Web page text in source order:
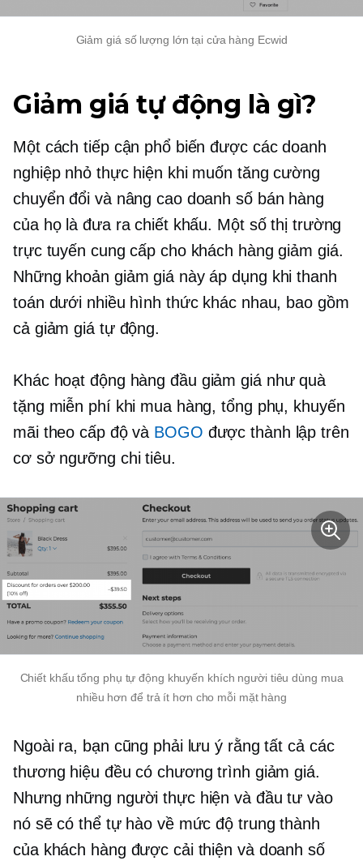
Giảm giá số lượng lớn tại cửa hàng Ecwid
Giảm giá tự động là gì?
Một cách tiếp cận phổ biến được các doanh
nghiệp nhỏ thực hiện khi muốn tăng cường
chuyển đổi và nâng cao doanh số bán hàng
của họ là đưa ra chiết khấu. Một số thị trường
trực tuyến cung cấp cho khách hàng giảm giá.
Những khoản giảm giá này áp dụng khi thanh
toán dưới nhiều hình thức khác nhau, bao gồm
cả giảm giá tự động.
Khác hoạt động hàng đầu giảm giá như quà
tặng miễn phí khi mua hàng, tổng phụ, khuyến
mãi theo cấp độ và BOGO được thành lập trên
cơ sở ngưỡng chi tiêu.
Chiết khấu tổng phụ tự động khuyến khích người tiêu dùng mua
nhiều hơn để trả ít hơn cho mỗi mặt hàng
Ngoài ra, bạn cũng phải lưu ý rằng tất cả các
thương hiệu đều có chương trình giảm giá.
Nhưng những người thực hiện và đầu tư vào
nó sẽ có thể tự hào về mức độ trung thành
của khách hàng được cải thiện và doanh số